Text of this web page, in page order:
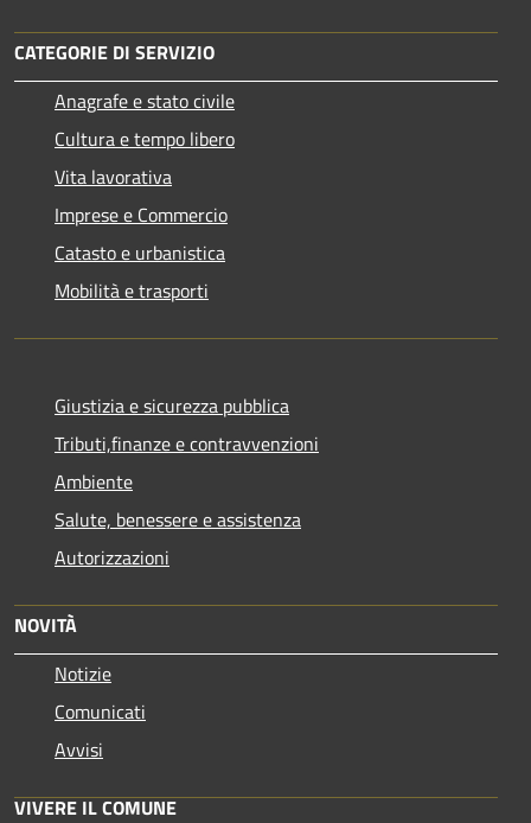
CATEGORIE DI SERVIZIO
Anagrafe e stato civile
Cultura e tempo libero
Vita lavorativa
Imprese e Commercio
Catasto e urbanistica
Mobilità e trasporti
Giustizia e sicurezza pubblica
Tributi,finanze e contravvenzioni
Ambiente
Salute, benessere e assistenza
Autorizzazioni
NOVITÀ
Notizie
Comunicati
Avvisi
VIVERE IL COMUNE